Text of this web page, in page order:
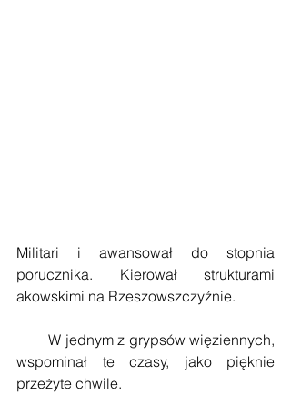
Militari i awansował do stopnia
porucznika. Kierował strukturami
akowskimi na Rzeszowszczyźnie.
        W jednym z grypsów więziennych,
wspominał te czasy, jako pięknie
przeżyte chwile.